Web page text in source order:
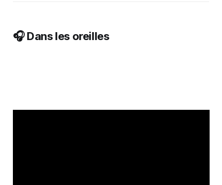
🎧 Dans les oreilles